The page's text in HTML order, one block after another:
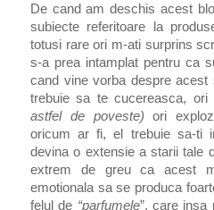
De cand am deschis acest
subiecte referitoare la
totusi rare ori m-ati surprins
s-a prea intamplat pentru ca
cand vine vorba despre acest
trebuie sa te cucereasca,
astfel de poveste) ori
oricum ar fi, el trebuie sa-ti
devina o extensie a starii tale
extrem de greu ca acest
emotionala sa se produca
felul de “parfumele”, care insa